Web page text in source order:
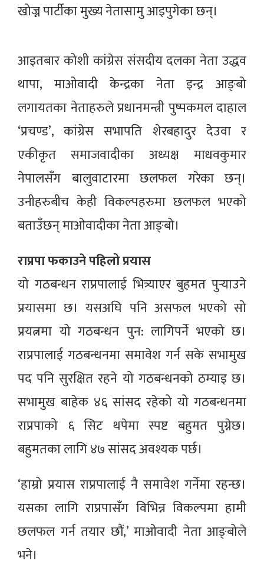
खोज्न पार्टीका मुख्य नेतासामु आइपुगेका छन्।
आइतबार कोशी कांग्रेस संसदीय दलका नेता उद्धव
थापा, माओवादी केन्द्रका नेता इन्द्र आङ्बो
लगायतका नेताहरुले प्रधानमन्त्री पुष्पकमल दाहाल
‘प्रचण्ड’, कांग्रेस सभापति शेरबहादुर देउवा र
एकीकृत समाजवादीका अध्यक्ष माधवकुमार
नेपालसँग बालुवाटारमा छलफल गरेका छन्।
उनीहरुबीच केही विकल्पहरुमा छलफल भएको
बताउँछन् माओवादीका नेता आङ्बो।
राप्रपा फकाउने पहिलो प्रयास
यो गठबन्धन राप्रपालाई भित्र्याएर बुहमत पुर्‍याउने
प्रयासमा छ। यसअघि पनि असफल भएको सो
प्रयत्नमा यो गठबन्धन पुन: लागिपर्ने भएको छ।
राप्रपालाई गठबन्धनमा समावेश गर्न सके सभामुख
पद पनि सुरक्षित रहने यो गठबन्धनको ठम्याइ छ।
सभामुख बाहेक ४६ सांसद रहेको यो गठबन्धनमा
राप्रपाको ६ सिट थपेमा स्पष्ट बहुमत पुग्नेछ।
बहुमतका लागि ४७ सांसद अवश्यक पर्छ।
‘हाम्रो प्रयास राप्रपालाई नै समावेश गर्नेमा रहन्छ।
यसका लागि राप्रपासँग विभिन्न विकल्पमा हामी
छलफल गर्न तयार छौं,’ माओवादी नेता आङ्बोले
भने।